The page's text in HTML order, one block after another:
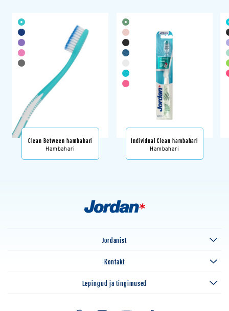
Clean Between hambahari
Hambahari
Individual Clean hambahari
Hambahari
Jordanist
Kontakt
Lepingud ja tingimused